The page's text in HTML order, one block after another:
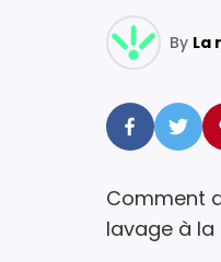
By La
Comment
lavage à la